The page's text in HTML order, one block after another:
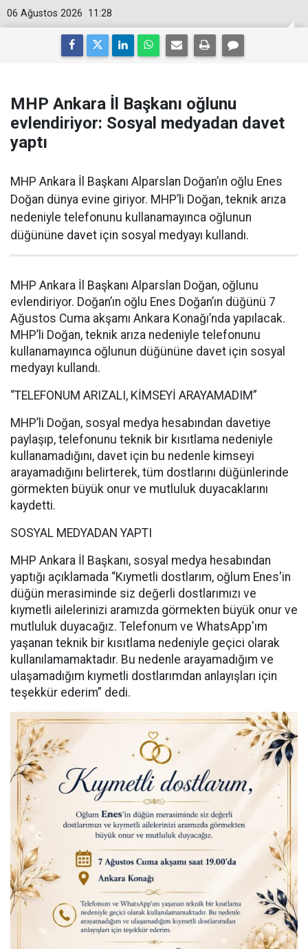
11:28
06 Ağustos 2026
MHP Ankara İl Başkanı oğlunu
evlendiriyor: Sosyal medyadan davet
yaptı
MHP Ankara İl Başkanı Alparslan Doğan’ın oğlu Enes
Doğan dünya evine giriyor. MHP’li Doğan, teknik arıza
nedeniyle telefonunu kullanamayınca oğlunun
düğününe davet için sosyal medyayı kullandı.
MHP Ankara İl Başkanı Alparslan Doğan, oğlunu
evlendiriyor. Doğan’ın oğlu Enes Doğan’ın düğünü 7
Ağustos Cuma akşamı Ankara Konağı’nda yapılacak.
MHP’li Doğan, teknik arıza nedeniyle telefonunu
kullanamayınca oğlunun düğününe davet için sosyal
medyayı kullandı.
“TELEFONUM ARIZALI, KİMSEYİ ARAYAMADIM”
MHP’li Doğan, sosyal medya hesabından davetiye
paylaşıp, telefonunu teknik bir kısıtlama nedeniyle
kullanamadığını, davet için bu nedenle kimseyi
arayamadığını belirterek, tüm dostlarını düğünlerinde
görmekten büyük onur ve mutluluk duyacaklarını
kaydetti.
SOSYAL MEDYADAN YAPTI
MHP Ankara İl Başkanı, sosyal medya hesabından
yaptığı açıklamada “Kıymetli dostlarım, oğlum Enes'in
düğün merasiminde siz değerli dostlarımızı ve
kıymetli ailelerinizi aramızda görmekten büyük onur ve
mutluluk duyacağız. Telefonum ve WhatsApp'ım
yaşanan teknik bir kısıtlama nedeniyle geçici olarak
kullanılamamaktadır. Bu nedenle arayamadığım ve
ulaşamadığım kıymetli dostlarımdan anlayışları için
teşekkür ederim” dedi.